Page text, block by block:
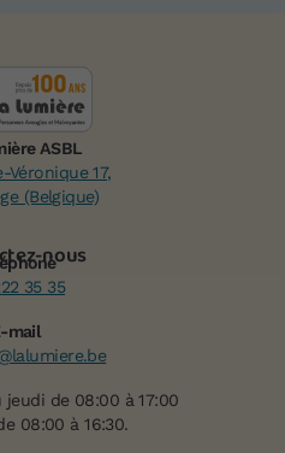
ASBL
Véronique 17,
(Belgique)
nous
35 35
mail
de 08:00 à 17:00
08:00 à 16:30.